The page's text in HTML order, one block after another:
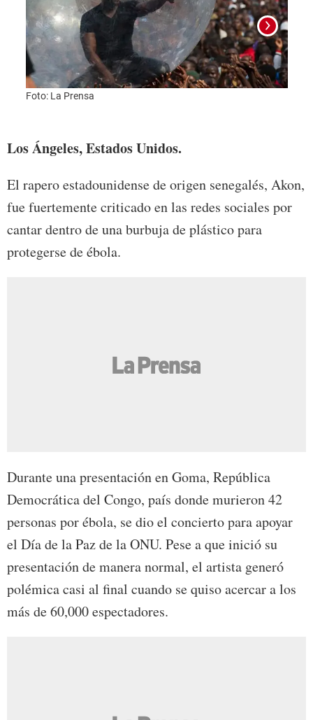
Foto: La Prensa
Los Ángeles, Estados Unidos.
El rapero estadounidense de origen senegalés, Akon,
fue fuertemente criticado en las redes sociales por
cantar dentro de una burbuja de plástico para
protegerse de ébola.
Durante una presentación en Goma, República
Democrática del Congo, país donde murieron 42
personas por ébola, se dio el concierto para apoyar
el Día de la Paz de la ONU. Pese a que inició su
presentación de manera normal, el artista generó
polémica casi al final cuando se quiso acercar a los
más de 60,000 espectadores.